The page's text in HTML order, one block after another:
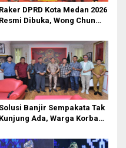
Raker DPRD Kota Medan 2026
Resmi Dibuka, Wong Chun
Solusi Banjir Sempakata Tak
Kunjung Ada, Warga Korban